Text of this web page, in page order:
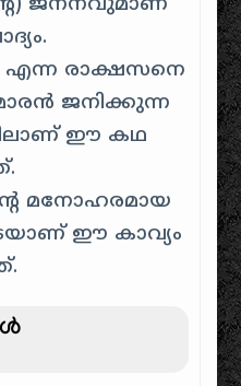
രാക്ഷസനെ
ജനിക്കുന്ന
ഈ കഥ
മനോഹരമായ
ഈ കാവ്യം